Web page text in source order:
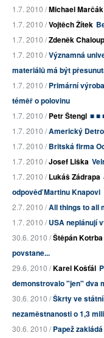
1.7. 2010 /Michael Marčák
1.7. 2010 /Vojtěch Žítek
1.7. 2010 /Zdeněk
1.7. 2010 /Významná
materiálů má být
1.7. 2010 /Primární
téměř o polovinu
1.7. 2010 /Petr Štengl ■ ■
1.7. 2010 /Americký
1.7. 2010 /Britská firma
1.7. 2010 /Josef Liška
1.7. 2010 /Lukáš Zádrapa
odpověď Martinu Knapovi
2.7. 2010 /All things to all
1.7. 2010 /USA neplánují
30.6. 2010 /Štěpán Kotrba
povstane...
29.6. 2010 /Karel Košťál
demonstrovalo "jen" dva
30.6. 2010 /Škrty ve
nezaměstnanosti o 1,3
30.6. 2010 /Papež